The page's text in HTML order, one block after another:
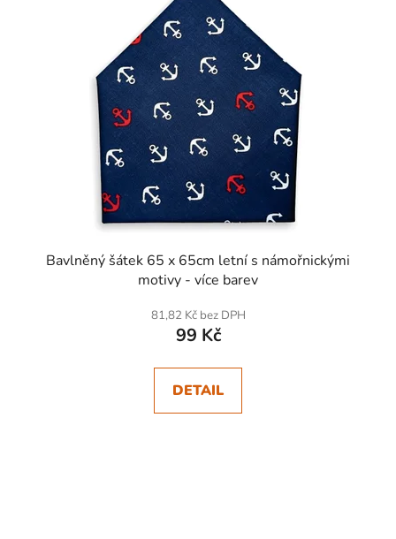
Bavlněný šátek 65 x 65cm letní s námořnickými
motivy - více barev
81,82 Kč bez DPH
99 Kč
DETAIL